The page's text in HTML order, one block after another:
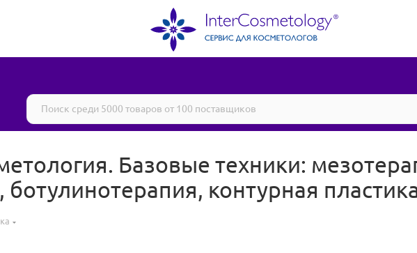
Базовые техники:
контурная